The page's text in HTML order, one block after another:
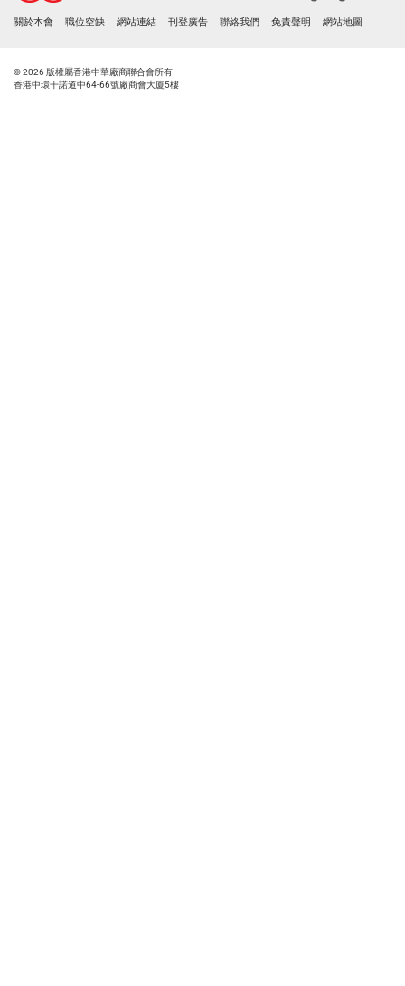
關於本會 職位空缺 網站連結 刊登廣告 聯絡我們 免責聲明 網站地圖
© 2026 版權屬香港中華廠商聯合會所有
香港中環干諾道中64-66號廠商會大廈5樓